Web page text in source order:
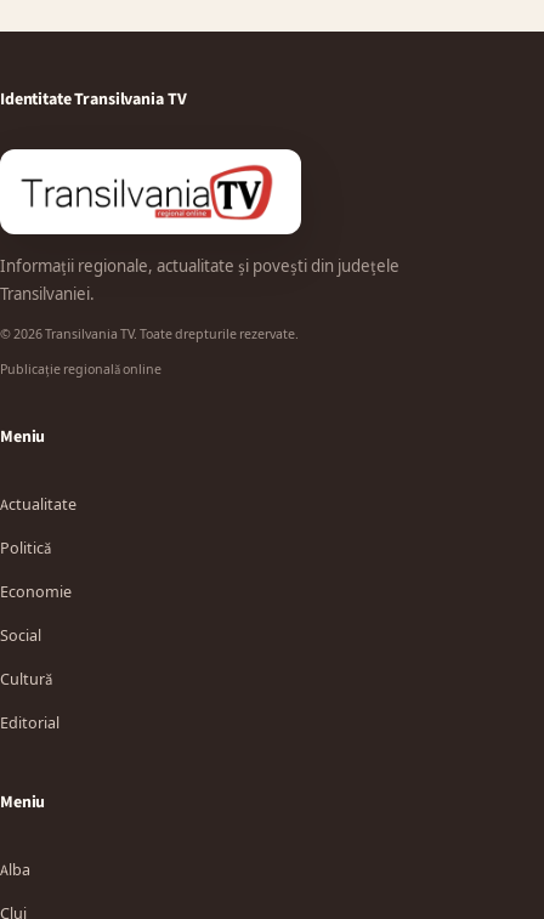
Identitate Transilvania TV
Informații regionale, actualitate și povești din județele
Transilvaniei.
© 2026 Transilvania TV. Toate drepturile rezervate.
Publicație regională online
Meniu
Actualitate
Politică
Economie
Social
Cultură
Editorial
Meniu
Alba
Cluj